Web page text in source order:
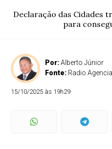
Declaração das Cidades
para
Por:Alberto Júnior
Fonte: Radio
15/10/2025 às 19h29